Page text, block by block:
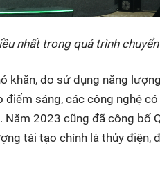
nhất trong quá trình
khăn, do sử dụng năng
sáng, các công nghệ có
2023 cũng đã công bố
tái tạo chính là thủy điện,